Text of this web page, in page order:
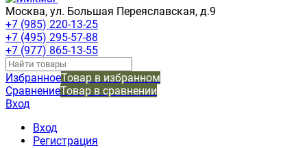
Москва, ул. Большая Переяславская, д.9
+7 (985) 220-13-25
+7 (495) 295-57-88
+7 (977) 865-13-55
ИзбранноеТовар в избранном
СравнениеТовар в сравнении
Вход
Вход
Регистрация